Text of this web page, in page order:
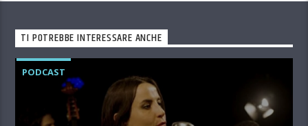
TI POTREBBE INTERESSARE ANCHE
PODCAST